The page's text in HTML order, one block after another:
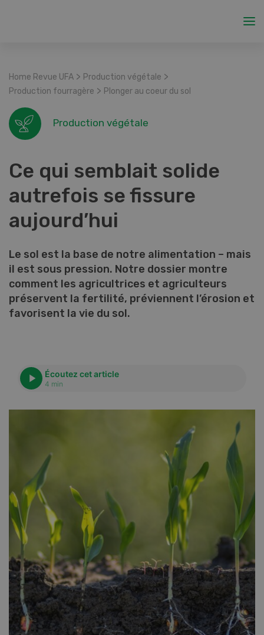
Home Revue UFA > Production végétale >
Production fourragère > Plonger au coeur du sol
Production végétale
Ce qui semblait solide
autrefois se fissure
aujourd’hui
Le sol est la base de notre alimentation – mais
il est sous pression. Notre dossier montre
comment les agricultrices et agriculteurs
préservent la fertilité, préviennent l’érosion et
favorisent la vie du sol.
Écoutez cet article
4 min